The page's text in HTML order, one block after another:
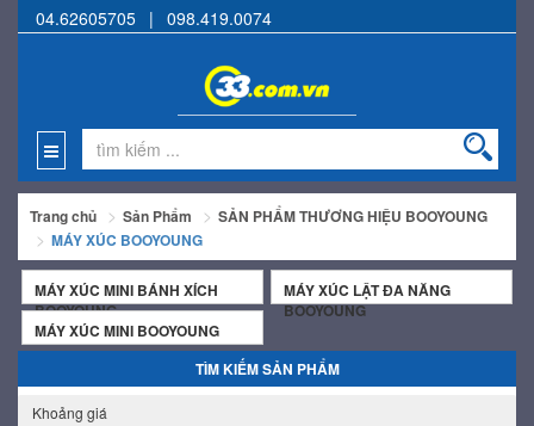
04.62605705 | 098.419.0074
Trang chủ Sản Phẩm
SẢN PHẨM THƯƠNG HIỆU BOOYOUNG
MÁY XÚC BOOYOUNG
MÁY XÚC MINI BÁNH XÍCH
BOOYOUNG
MÁY XÚC LẬT ĐA NĂNG
BOOYOUNG
MÁY XÚC MINI BOOYOUNG
TÌM KIẾM SẢN PHẨM
Khoảng giá